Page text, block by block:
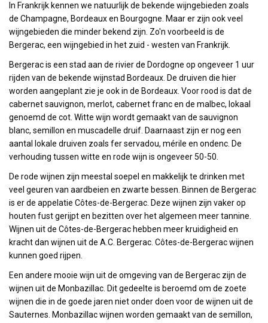
In Frankrijk kennen we natuurlijk de bekende wijngebieden zoals
de Champagne, Bordeaux en Bourgogne. Maar er zijn ook veel
wijngebieden die minder bekend zijn. Zo'n voorbeeld is de
Bergerac, een wijngebied in het zuid - westen van Frankrijk.
Bergerac is een stad aan de rivier de Dordogne op ongeveer 1 uur
rijden van de bekende wijnstad Bordeaux. De druiven die hier
worden aangeplant zie je ook in de Bordeaux. Voor rood is dat de
cabernet sauvignon, merlot, cabernet franc en de malbec, lokaal
genoemd de cot. Witte wijn wordt gemaakt van de sauvignon
blanc, semillon en muscadelle druif. Daarnaast zijn er nog een
aantal lokale druiven zoals fer servadou, mérile en ondenc. De
verhouding tussen witte en rode wijn is ongeveer 50-50.
De rode wijnen zijn meestal soepel en makkelijk te drinken met
veel geuren van aardbeien en zwarte bessen. Binnen de Bergerac
is er de appelatie Côtes-de-Bergerac. Deze wijnen zijn vaker op
houten fust gerijpt en bezitten over het algemeen meer tannine.
Wijnen uit de Côtes-de-Bergerac hebben meer kruidigheid en
kracht dan wijnen uit de A.C. Bergerac. Côtes-de-Bergerac wijnen
kunnen goed rijpen.
Een andere mooie wijn uit de omgeving van de Bergerac zijn de
wijnen uit de Monbazillac. Dit gedeelte is beroemd om de zoete
wijnen die in de goede jaren niet onder doen voor de wijnen uit de
Sauternes. Monbazillac wijnen worden gemaakt van de semillon,